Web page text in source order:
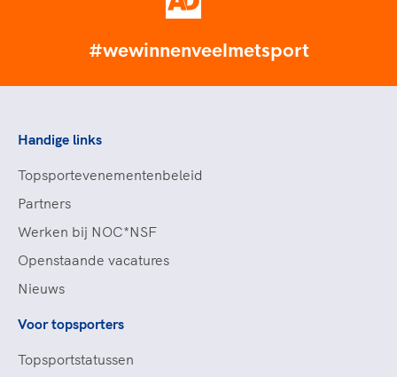
#wewinnenveelmetsport
Handige links
Topsportevenementenbeleid
Partners
Werken bij NOC*NSF
Openstaande vacatures
Nieuws
Voor topsporters
Topsportstatussen